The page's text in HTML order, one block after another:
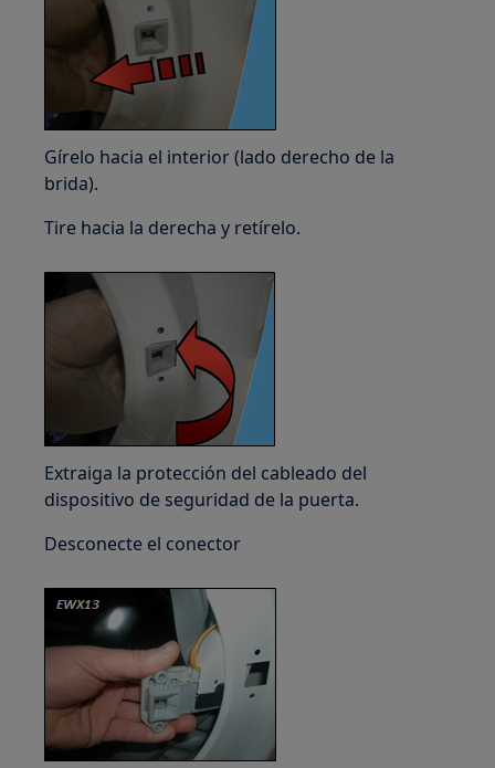
Gírelo hacia el interior (lado derecho de la
brida).
Tire hacia la derecha y retírelo.
Extraiga la protección del cableado del
dispositivo de seguridad de la puerta.
Desconecte el conector